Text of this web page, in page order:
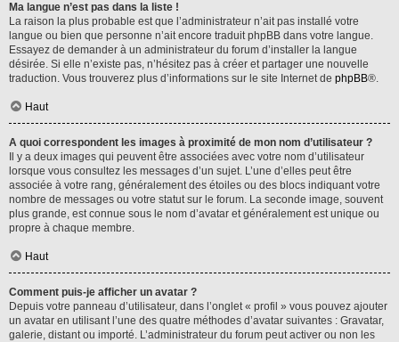
Ma langue n’est pas dans la liste !
La raison la plus probable est que l’administrateur n’ait pas installé votre
langue ou bien que personne n’ait encore traduit phpBB dans votre langue.
Essayez de demander à un administrateur du forum d’installer la langue
désirée. Si elle n’existe pas, n’hésitez pas à créer et partager une nouvelle
traduction. Vous trouverez plus d’informations sur le site Internet de phpBB®.
Haut
A quoi correspondent les images à proximité de mon nom d’utilisateur ?
Il y a deux images qui peuvent être associées avec votre nom d’utilisateur
lorsque vous consultez les messages d’un sujet. L’une d’elles peut être
associée à votre rang, généralement des étoiles ou des blocs indiquant votre
nombre de messages ou votre statut sur le forum. La seconde image, souvent
plus grande, est connue sous le nom d’avatar et généralement est unique ou
propre à chaque membre.
Haut
Comment puis-je afficher un avatar ?
Depuis votre panneau d’utilisateur, dans l’onglet « profil » vous pouvez ajouter
un avatar en utilisant l’une des quatre méthodes d’avatar suivantes : Gravatar,
galerie, distant ou importé. L’administrateur du forum peut activer ou non les